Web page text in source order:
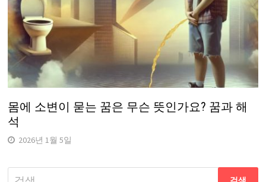
몸에 소변이 묻는 꿈은 무슨 뜻인가요? 꿈과 해
석
2026년 1월 5일
다